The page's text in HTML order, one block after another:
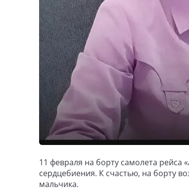
11 февраля на борту самолета рейса
сердцебиения. К счастью, на борту
мальчика.